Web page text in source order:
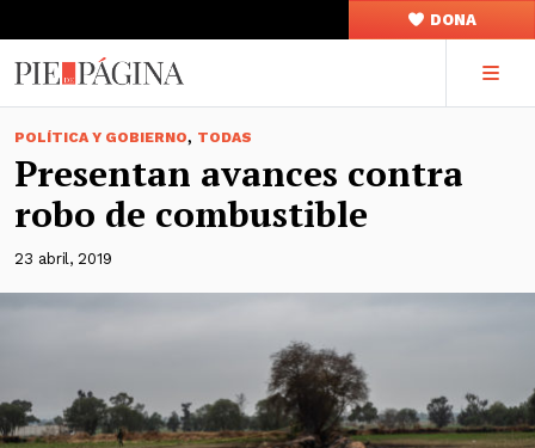
DONA
POLÍTICA Y GOBIERNO, TODAS
Presentan avances contra
robo de combustible
23 abril, 2019